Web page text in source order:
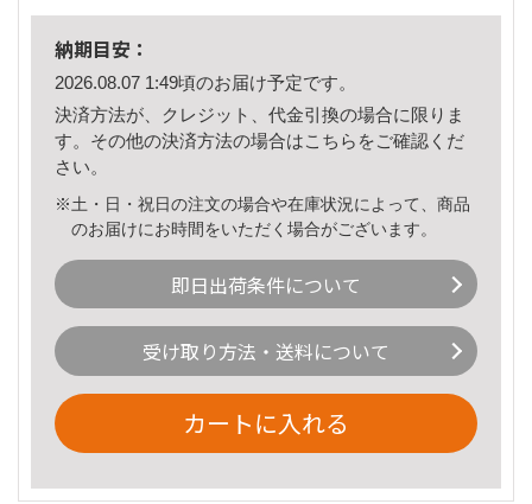
納期目安：
2026.08.07 1:49頃のお届け予定です。
決済方法が、クレジット、代金引換の場合に限りま
す。その他の決済方法の場合はこちら をご確認くだ
さい。
※土・日・祝日の注文の場合や在庫状況によって、商品
のお届けにお時間をいただく場合がございます。
即日出荷条件について
受け取り方法・送料について
カートに入れる